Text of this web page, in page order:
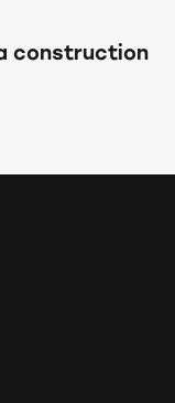
construction